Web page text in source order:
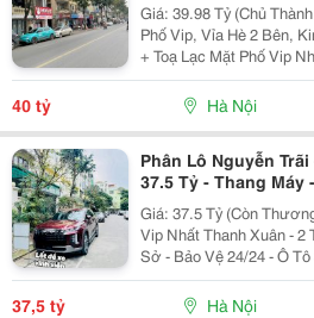
Giá: 39.98 Tỷ (Chủ Thành
Phố Vip, Vỉa Hè 2 Bên,
+ Toạ Lạc Mặt Phố Vip
Ổn Định, Tầm Tiền
Nước Ngoài Cho Thuê
40 tỷ Hà Nội
Phân Lô Nguyễn
37.5 Tỷ - Thang
Giá: 37.5 Tỷ (Còn Thương Lượng) Khu
Vip Nhất Thanh Xuân -
Sở - Bảo Vệ 24/24 - Ô
Thang Máy - Ở Sướng -
Tả: Vị Trí Đỉnh Cao,
37,5 tỷ Hà Nội